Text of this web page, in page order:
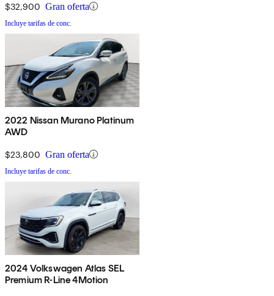
$32,900 Gran oferta
Incluye tarifas de conc.
2022 Nissan Murano Platinum
AWD
$23,800 Gran oferta
Incluye tarifas de conc.
2024 Volkswagen Atlas SEL
Premium R-Line 4Motion